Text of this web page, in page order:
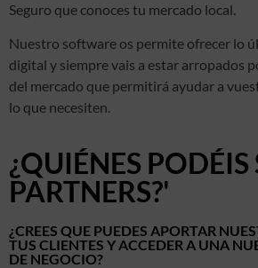
Seguro que conoces tu mercado local.
Nuestro software os permite ofrecer lo
digital y siempre vais a estar arropados
del mercado que permitirá ayudar a
lo que necesiten.
¿QUIÉNES PODÉIS
PARTNERS?'
¿CREES QUE PUEDES APORTAR
TUS CLIENTES Y ACCEDER A UNA
DE NEGOCIO?